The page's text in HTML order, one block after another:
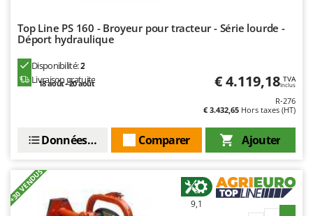
Z
Zanon
Zephir
Zomax
Top Line PS 160 - Broyeur pour tracteur - Série lourde -
Déport hydraulique
Disponibilité:2
Livraison gratuite
18 août - 20 août € 4.119,18 TVA
Inclus
R-276
€ 3.432,65 Hors taxes (HT)
Ajouter
Comparer
Données techniques
+30 VENDUS 9,1